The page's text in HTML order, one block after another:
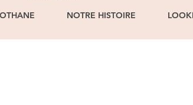
NOTRE HISTOIRE